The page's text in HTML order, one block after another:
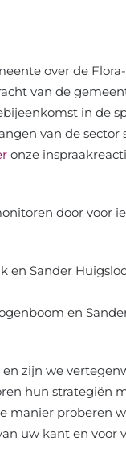
over de
van de
in de
van de
onze
door voor
en Sander
en
zijn we
hun strategiën
manier proberen
uw kant en voor